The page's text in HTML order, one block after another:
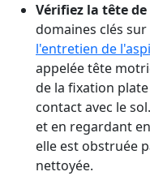
Vérifiez la tête
domaines clés
l'entretien de
appelée tête
de la fixation
contact avec le
et en regardant
elle est obstruée
nettoyée.